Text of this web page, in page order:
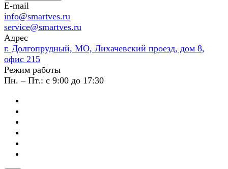
E-mail
info@smartves.ru
service@smartves.ru
Адрес
г. Долгопрудный, МО, Лихачевский проезд, дом 8,
офис 215
Режим работы
Пн. – Пт.: с 9:00 до 17:30